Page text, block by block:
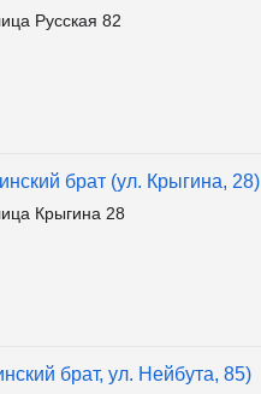
Русская 82
брат (ул. Крыгина, 28)
Крыгина 28
брат, ул. Нейбута, 85)